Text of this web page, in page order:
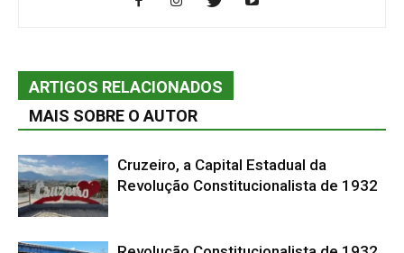
ARTIGOS RELACIONADOS
MAIS SOBRE O AUTOR
Cruzeiro, a Capital Estadual da
Revolução Constitucionalista de 1932